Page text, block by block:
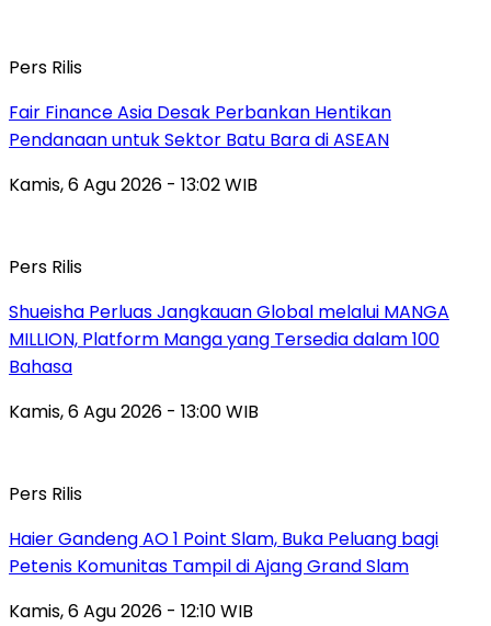
Pers Rilis
Fair Finance Asia Desak Perbankan Hentikan
Pendanaan untuk Sektor Batu Bara di ASEAN
Kamis, 6 Agu 2026 - 13:02 WIB
Pers Rilis
Shueisha Perluas Jangkauan Global melalui MANGA
MILLION, Platform Manga yang Tersedia dalam 100
Bahasa
Kamis, 6 Agu 2026 - 13:00 WIB
Pers Rilis
Haier Gandeng AO 1 Point Slam, Buka Peluang bagi
Petenis Komunitas Tampil di Ajang Grand Slam
Kamis, 6 Agu 2026 - 12:10 WIB